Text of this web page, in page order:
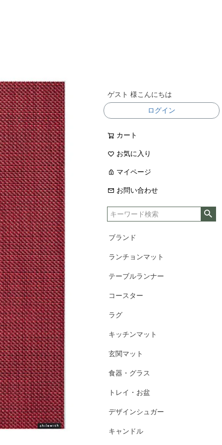
ゲスト 様こんにちは
ログイン
カート
お気に入り
マイページ
お問い合わせ
ブランド
ランチョンマット
テーブルランナー
コースター
ラグ
キッチンマット
玄関マット
食器・グラス
トレイ・お盆
デザインシュガー
キャンドル